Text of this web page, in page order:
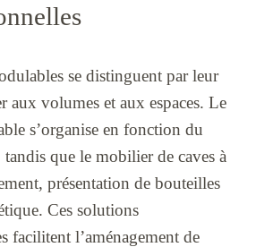
se distinguent par leur
aux volumes et aux espaces. Le
s’organise en fonction du
que le mobilier de caves à
présentation de bouteilles
Ces solutions
facilitent l’aménagement de